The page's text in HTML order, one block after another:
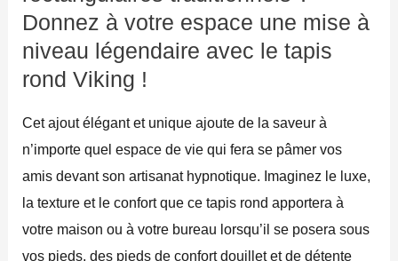
Donnez à votre espace une mise à
niveau légendaire avec le tapis
rond Viking !
Cet ajout élégant et unique ajoute de la saveur à
n’importe quel espace de vie qui fera se pâmer vos
amis devant son artisanat hypnotique. Imaginez le luxe,
la texture et le confort que ce tapis rond apportera à
votre maison ou à votre bureau lorsqu’il se posera sous
vos pieds, des pieds de confort douillet et de détente